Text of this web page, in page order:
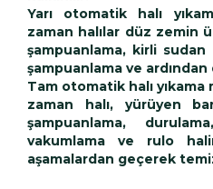
Yarı otomatik halı
zaman halılar düz zemin
şampuanlama, kirli
şampuanlama ve ardından
Tam otomatik halı
zaman halı, yürüyen
şampuanlama,
vakumlama ve rulo
aşamalardan geçerek